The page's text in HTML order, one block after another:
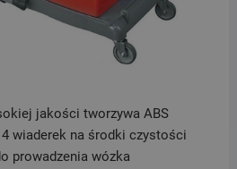
jakości tworzywa ABS
wiaderek na środki czystości
prowadzenia wózka